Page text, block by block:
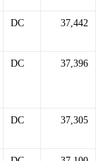
DC 37,442
DC 37,396
DC 37,305